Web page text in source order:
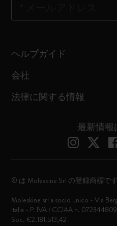
ヘルプガイド
会社
法律に関する情報
最新情報
© は Moleskine Srl の登録商標で
Moleskine srl a socio unico - Via
Italia - P. IVA / CCIAA n.
Soc. €2.181.513,42